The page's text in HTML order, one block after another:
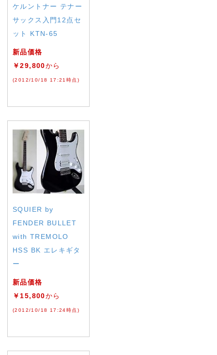
ケルントナー テナー
サックス入門12点セ
ット KTN-65
新品価格
￥29,800から
(2012/10/18 17:21時点)
SQUIER by
FENDER BULLET
with TREMOLO
HSS BK エレキギタ
ー
新品価格
￥15,800から
(2012/10/18 17:24時点)